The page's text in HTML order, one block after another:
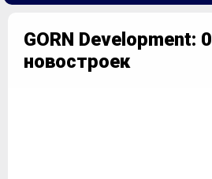
GORN Development: 0
новостроек